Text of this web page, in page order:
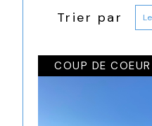
Trier par
COUP DE COEUR